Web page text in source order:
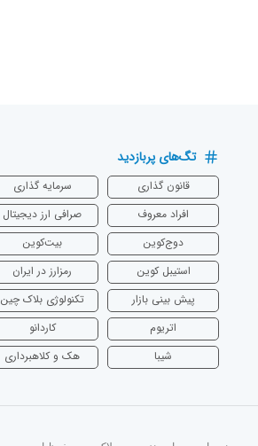
تگ‌های پربازدید
قانون گذاری
سرمایه‌ گذاری
افراد معروف
صرافی ارز دیجیتال
دوج‌کوین
بیت‌کوین
استیبل کوین
رمزارز در ایران
پیش بینی بازار
تکنولوژی بلاک چین
اتریوم
‌کاردانو
شیبا
هک و کلاهبرداری